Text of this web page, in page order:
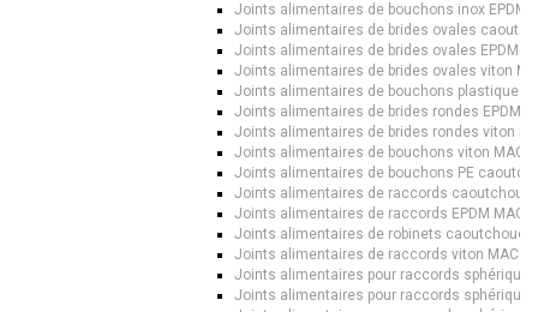
Joints alimentaires de bouchons inox EPDM
Joints alimentaires de brides ovales
Joints alimentaires de brides ovales EPDM
Joints alimentaires de brides ovales viton
Joints alimentaires de bouchons plastique
Joints alimentaires de brides rondes EPDM
Joints alimentaires de brides rondes viton
Joints alimentaires de bouchons viton
Joints alimentaires de bouchons PE
Joints alimentaires de raccords caoutchouc
Joints alimentaires de raccords EPDM
Joints alimentaires de robinets caoutchouc
Joints alimentaires de raccords viton MACON
Joints alimentaires pour raccords sphériques
Joints alimentaires pour raccords